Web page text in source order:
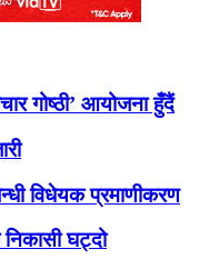
गोष्ठी’ आयोजना हुँदैं
विधेयक प्रमाणीकरण
घट्दो